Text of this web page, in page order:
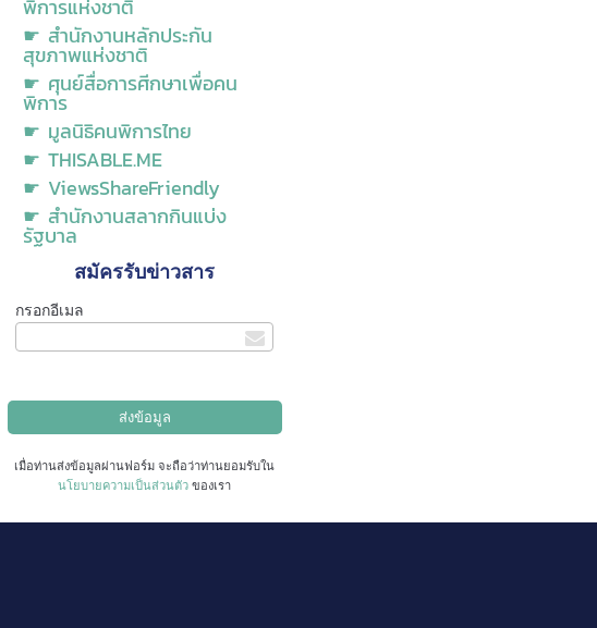
พิการแห่งชาติ
☛ สำนักงานหลักประกัน
สุขภาพแห่งชาติ
☛ ศุนย์สื่อการศีกษาเพื่อคน
พิการ
☛ มูลนิธิคนพิการไทย
☛ THISABLE.ME
☛ ViewsShareFriendly
☛ สำนักงานสลากกินแบ่ง
รัฐบาล
สมัครรับข่าวสาร
กรอกอีเมล
เมื่อท่านส่งข้อมูลผ่านฟอร์ม จะถือว่าท่านยอมรับใน
นโยบายความเป็นส่วนตัว ของเรา